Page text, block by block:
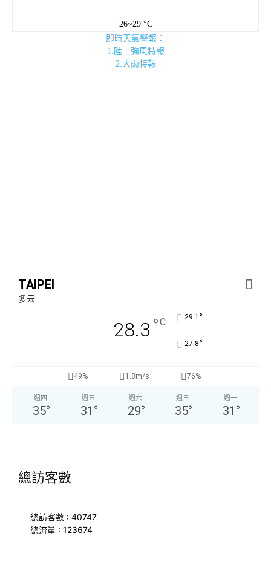
26~29 °C
即時天氣警報：
1.陸上強風特報
2.大雨特報
TAIPEI
多云
28.3 °C 29.1 °
27.8°
49% 1.8m/s 76%
週四
35°
週五
31 °
週六
29°
週日
35°
週一
31 °
總訪客數
總訪客數 : 40747
總流量 : 123674